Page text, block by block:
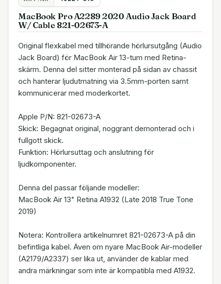
MacBook Pro A2289 2020 Audio Jack Board
W/ Cable 821-02673-A
Original flexkabel med tillhörande hörlursutgång (Audio
Jack Board) för MacBook Air 13-tum med Retina-
skärm. Denna del sitter monterad på sidan av chassit
och hanterar ljudutmatning via 3.5mm-porten samt
kommunicerar med moderkortet.
Apple P/N: 821-02673-A
Skick: Begagnat original, noggrant demonterad och i
fullgott skick.
Funktion: Hörlursuttag och anslutning för
ljudkomponenter.
Denna del passar följande modeller:
MacBook Air 13" Retina A1932 (Late 2018 True Tone
2019)
Notera: Kontrollera artikelnumret 821-02673-A på din
befintliga kabel. Även om nyare MacBook Air-modeller
(A2179/A2337) ser lika ut, använder de kablar med
andra märkningar som inte är kompatibla med A1932.